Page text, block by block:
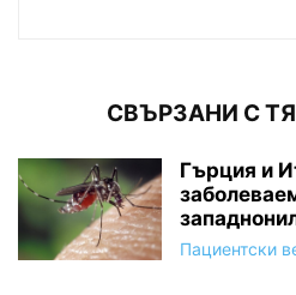
СВЪРЗАНИ С
Гърция и
Пациентски